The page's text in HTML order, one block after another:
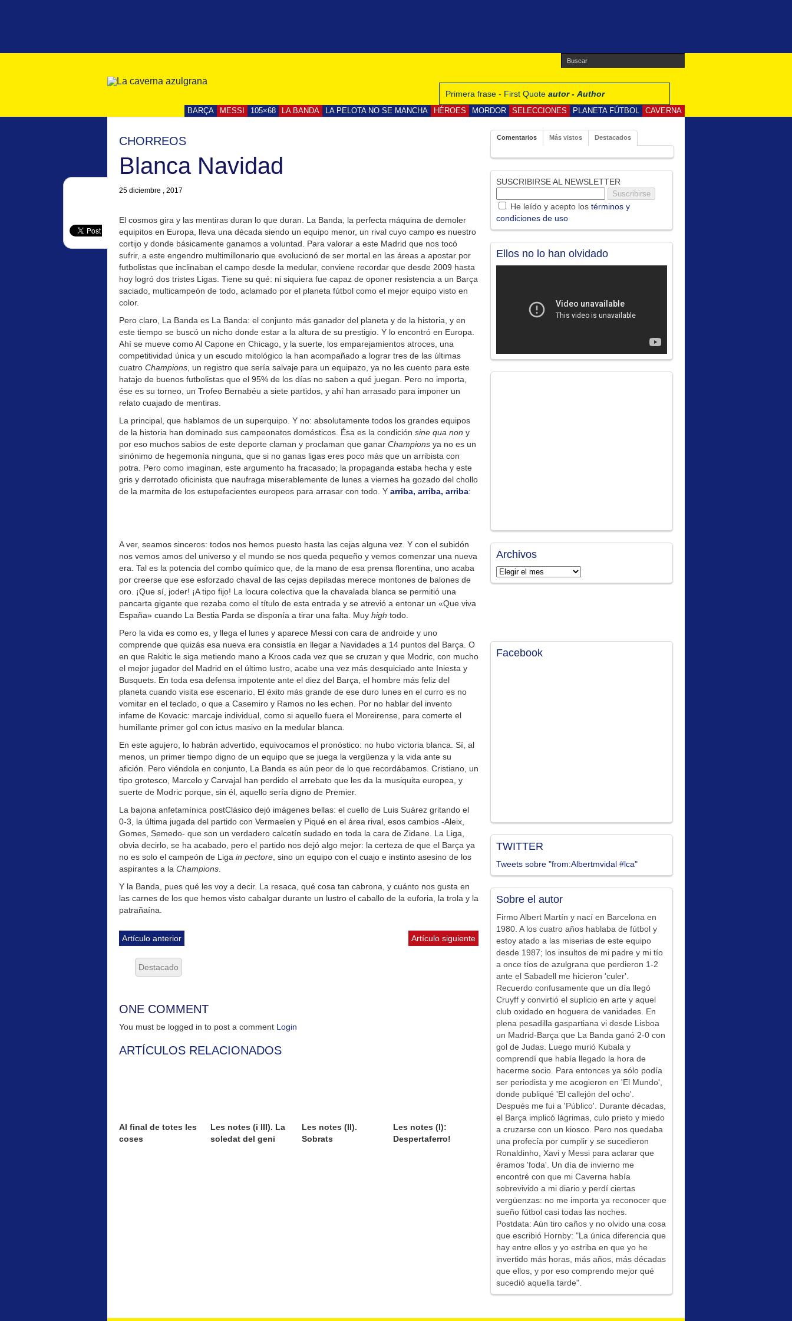
Primera frase - First Quote autor - Author
BARÇA MESSI 105×68 LA BANDA LA PELOTA NO SE MANCHA HÉROES MORDOR SELECCIONES PLANETA FÚTBOL CAVERNA
CHORREOS
Blanca Navidad
25 diciembre , 2017
El cosmos gira y las mentiras duran lo que duran. La Banda, la perfecta máquina de demoler
equipitos en Europa, lleva una década siendo un equipo menor, un rival cuyo campo es nuestro
cortijo y donde básicamente ganamos a voluntad. Para valorar a este Madrid que nos tocó
sufrir, a este engendro multimillonario que evolucionó de ser mortal en las áreas a apostar por
futbolistas que inclinaban el campo desde la medular, conviene recordar que desde 2009 hasta
hoy logró dos tristes Ligas. Tiene su qué: ni siquiera fue capaz de oponer resistencia a un Barça
saciado, multicampeón de todo, aclamado por el planeta fútbol como el mejor equipo visto en
color.
Pero claro, La Banda es La Banda: el conjunto más ganador del planeta y de la historia, y en
este tiempo se buscó un nicho donde estar a la altura de su prestigio. Y lo encontró en Europa.
Ahí se mueve como Al Capone en Chicago, y la suerte, los emparejamientos atroces, una
competitividad única y un escudo mitológico la han acompañado a lograr tres de las últimas
cuatro Champions , un registro que sería salvaje para un equipazo, ya no les cuento para este
hatajo de buenos futbolistas que el 95% de los días no saben a qué juegan. Pero no importa,
ése es su torneo, un Trofeo Bernabéu a siete partidos, y ahí han arrasado para imponer un
relato cuajado de mentiras.
La principal, que hablamos de un superquipo. Y no: absolutamente todos los grandes equipos
de la historia han dominado sus campeonatos domésticos. Ésa es la condición sine qua non y
por eso muchos sabios de este deporte claman y proclaman que ganar Champions ya no es un
sinónimo de hegemonía ninguna, que si no ganas ligas eres poco más que un arribista con
potra. Pero como imaginan, este argumento ha fracasado; la propaganda estaba hecha y este
gris y derrotado oficinista que naufraga miserablemente de lunes a viernes ha gozado del chollo
de la marmita de los estupefacientes europeos para arrasar con todo. Y arriba, arriba, arriba:
A ver, seamos sinceros: todos nos hemos puesto hasta las cejas alguna vez. Y con el subidón
nos vemos amos del universo y el mundo se nos queda pequeño y vemos comenzar una nueva
era. Tal es la potencia del combo químico que, de la mano de esa prensa florentina, uno acaba
por creerse que ese esforzado chaval de las cejas depiladas merece montones de balones de
oro. ¡Que sí, joder! ¡A tipo fijo! La locura colectiva que la chavalada blanca se permitió una
pancarta gigante que rezaba como el título de esta entrada y se atrevió a entonar un «Que viva
España» cuando La Bestia Parda se disponía a tirar una falta. Muy high todo.
Pero la vida es como es, y llega el lunes y aparece Messi con cara de androide y uno
comprende que quizás esa nueva era consistía en llegar a Navidades a 14 puntos del Barça. O
en que Rakitic le siga metiendo mano a Kroos cada vez que se cruzan y que Modric, con mucho
el mejor jugador del Madrid en el último lustro, acabe una vez más desquiciado ante Iniesta y
Busquets. En toda esa defensa impotente ante el diez del Barça, el hombre más feliz del
planeta cuando visita ese escenario. El éxito más grande de ese duro lunes en el curro es no
vomitar en el teclado, o que a Casemiro y Ramos no les echen. Por no hablar del invento
infame de Kovacic: marcaje individual, como si aquello fuera el Moreirense, para comerte el
humillante primer gol con ictus masivo en la medular blanca.
En este agujero, lo habrán advertido, equivocamos el pronóstico: no hubo victoria blanca. Sí, al
menos, un primer tiempo digno de un equipo que se juega la vergüenza y la vida ante su
afición. Pero viéndola en conjunto, La Banda es aún peor de lo que recordábamos. Cristiano, un
tipo grotesco, Marcelo y Carvajal han perdido el arrebato que les da la musiquita europea, y
suerte de Modric porque, sin él, aquello sería digno de Premier.
La bajona anfetamínica postClásico dejó imágenes bellas: el cuello de Luis Suárez gritando el
0-3, la última jugada del partido con Vermaelen y Piqué en el área rival, esos cambios -Aleix,
Gomes, Semedo- que son un verdadero calcetín sudado en toda la cara de Zidane. La Liga,
obvia decirlo, se ha acabado, pero el partido nos dejó algo mejor: la certeza de que el Barça ya
no es solo el campeón de Liga in pectore , sino un equipo con el cuajo e instinto asesino de los
aspirantes a la Champions
Y la Banda, pues qué les voy a decir. La resaca, qué cosa tan cabrona, y cuánto nos gusta en
las carnes de los que hemos visto cabalgar durante un lustro el caballo de la euforia, la trola y la
patrañaína.
Artículo anterior Artículo siguiente
Destacado
ONE COMMENT
You must be logged in to post a comment Login
ARTÍCULOS RELACIONADOS
Al final de totes les
coses
Les notes (i III). La
soledat del geni
Les notes (II).
Sobrats
Les notes (I):
Despertaferro!
Comentarios Más vistos Destacados
SUSCRIBIRSE AL NEWSLETTER
He leído y acepto los términos y
condiciones de uso
Ellos no lo han olvidado
Archivos
Archivos
Facebook
TWITTER
Tweets sobre "from:Albertmvidal #lca"
Sobre el autor
Firmo Albert Martín y nací en Barcelona en
1980. A los cuatro años hablaba de fútbol y
estoy atado a las miserias de este equipo
desde 1987; los insultos de mi padre y mi tío
a once tíos de azulgrana que perdieron 1-2
ante el Sabadell me hicieron 'culer'.
Recuerdo confusamente que un día llegó
Cruyff y convirtió el suplicio en arte y aquel
club oxidado en hoguera de vanidades. En
plena pesadilla gaspartiana vi desde Lisboa
un Madrid-Barça que La Banda ganó 2-0 con
gol de Judas. Luego murió Kubala y
comprendí que había llegado la hora de
hacerme socio. Para entonces ya sólo podía
ser periodista y me acogieron en 'El Mundo',
donde publiqué 'El callejón del ocho'.
Después me fui a 'Público'. Durante décadas,
el Barça implicó lágrimas, culo prieto y miedo
a cruzarse con un kiosco. Pero nos quedaba
una profecía por cumplir y se sucedieron
Ronaldinho, Xavi y Messi para aclarar que
éramos 'foda'. Un día de invierno me
encontré con que mi Caverna había
sobrevivido a mi diario y perdí ciertas
vergüenzas: no me importa ya reconocer que
sueño fútbol casi todas las noches.
Postdata: Aún tiro caños y no olvido una cosa
que escribió Hornby: "La única diferencia que
hay entre ellos y yo estriba en que yo he
invertido más horas, más años, más décadas
que ellos, y por eso comprendo mejor qué
sucedió aquella tarde".